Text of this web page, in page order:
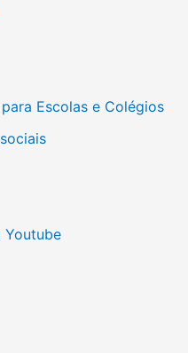
Escolas e Colégios
Youtube